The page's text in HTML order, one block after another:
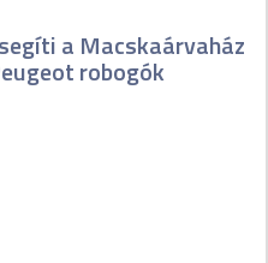
a Macskaárvaház
robogók